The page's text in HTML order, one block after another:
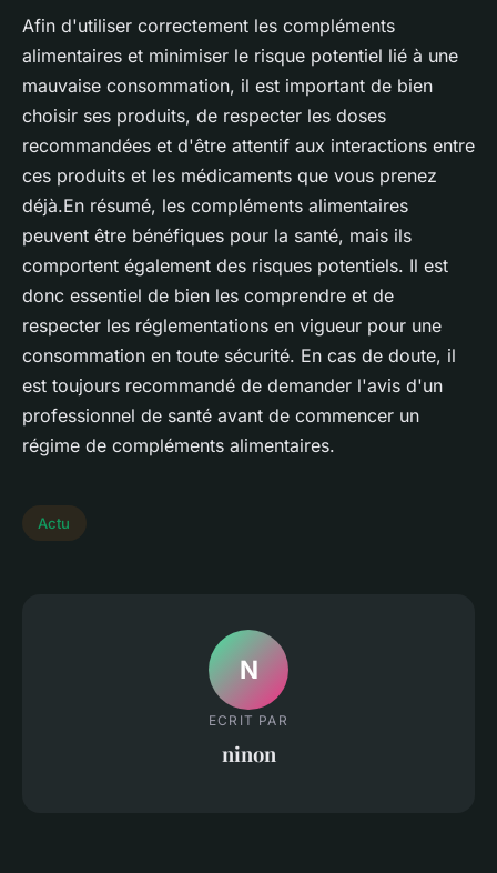
Afin d'utiliser correctement les compléments
alimentaires et minimiser le risque potentiel lié à une
mauvaise consommation, il est important de bien
choisir ses produits, de respecter les doses
recommandées et d'être attentif aux interactions entre
ces produits et les médicaments que vous prenez
déjà.En résumé, les compléments alimentaires
peuvent être bénéfiques pour la santé, mais ils
comportent également des risques potentiels. Il est
donc essentiel de bien les comprendre et de
respecter les réglementations en vigueur pour une
consommation en toute sécurité. En cas de doute, il
est toujours recommandé de demander l'avis d'un
professionnel de santé avant de commencer un
régime de compléments alimentaires.
Actu
N
ECRIT PAR
ninon